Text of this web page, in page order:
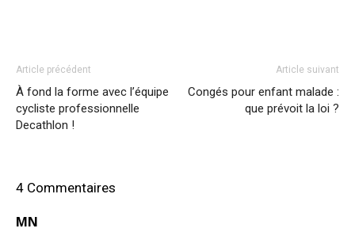
Article précédent
À fond la forme avec l’équipe
cycliste professionnelle
Decathlon !
Article suivant
Congés pour enfant malade :
que prévoit la loi ?
4 Commentaires
MN